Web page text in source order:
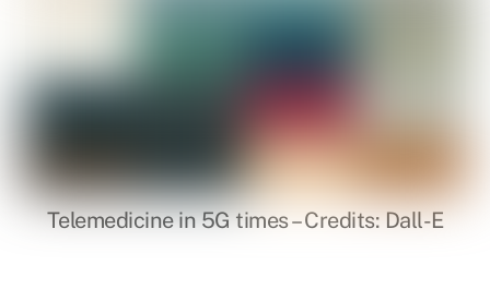
Telemedicine in 5G times – Credits: Dall-E